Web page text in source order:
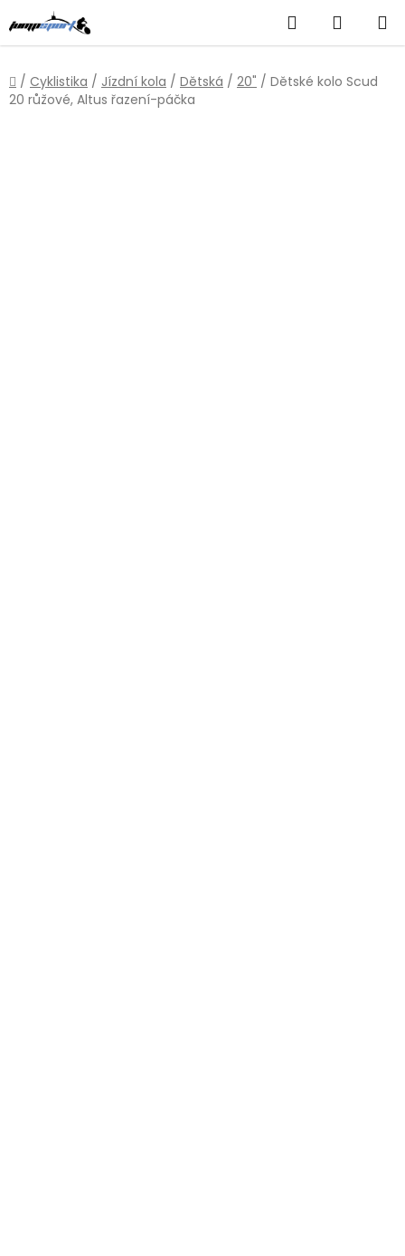
na
obsah
Hledat
KOŠÍK
Domů
/ Cyklistika / Jízdní kola / Dětská / 20" / Dětské kolo Scud
20 růžové, Altus řazení-páčka